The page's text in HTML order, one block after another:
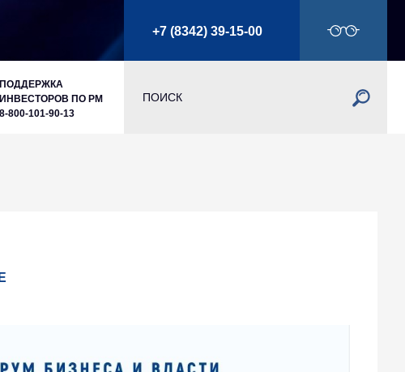
+7 (8342) 39-15-00
ПОДДЕРЖКА
ИНВЕСТОРОВ ПО РМ
8-800-101-90-13